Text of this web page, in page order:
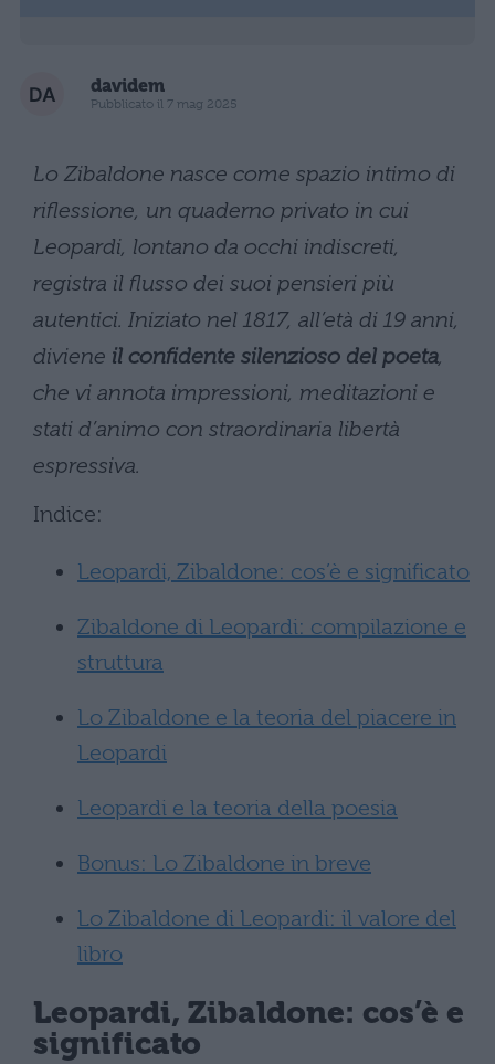
davidem
Pubblicato il 7 mag 2025
Lo Zibaldone nasce come spazio intimo di
riflessione, un quaderno privato in cui
Leopardi, lontano da occhi indiscreti,
registra il flusso dei suoi pensieri più
autentici. Iniziato nel 1817, all’età di 19 anni,
diviene il confidente silenzioso del poeta,
che vi annota impressioni, meditazioni e
stati d’animo con straordinaria libertà
espressiva.
Indice:
Leopardi, Zibaldone: cos’è e significato
Zibaldone di Leopardi: compilazione e
struttura
Lo Zibaldone e la teoria del piacere in
Leopardi
Leopardi e la teoria della poesia
Bonus: Lo Zibaldone in breve
Lo Zibaldone di Leopardi: il valore del
libro
Leopardi, Zibaldone: cos’è e
significato